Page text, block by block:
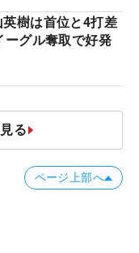
英樹は首位と4打差
グル奪取で好発
る
ページ上部へ